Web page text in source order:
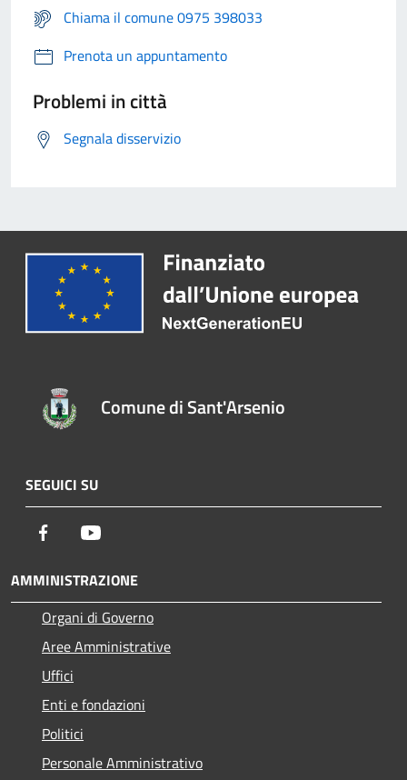
Chiama il comune 0975 398033
Prenota un appuntamento
Problemi in città
Segnala disservizio
Comune di Sant'Arsenio
SEGUICI SU
Facebook
AMMINISTRAZIONE
Organi di Governo
Aree Amministrative
Uffici
Enti e fondazioni
Politici
Personale Amministrativo